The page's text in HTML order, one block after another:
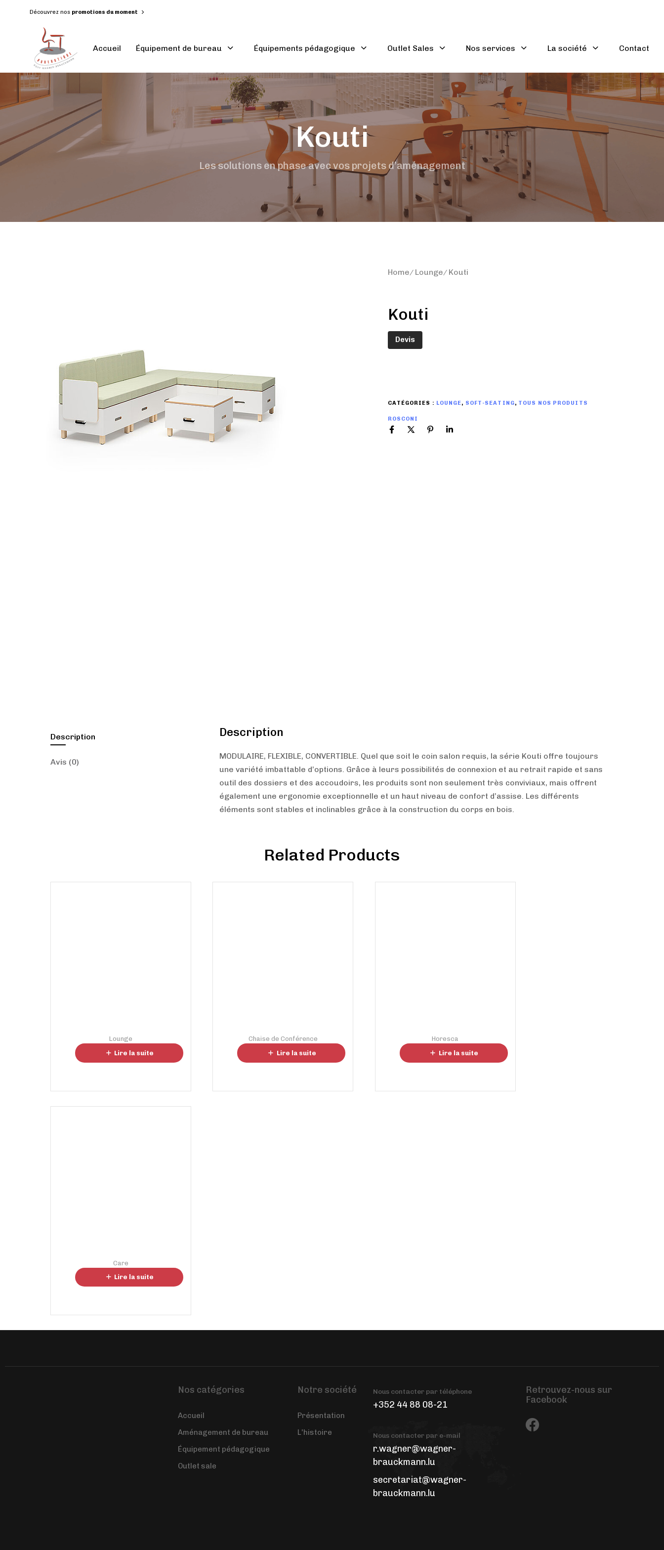
Découvrez nos promotions du moment
Accueil Équipement de bureau Équipements pédagogique Outlet Sales Nos services La société Contact
Kouti
Les solutions en phase avec vos projets d’aménagement
Home Lounge Kouti
Kouti
Devis
CATÉGORIES : LOUNGE, SOFT-SEATING, TOUS NOS PRODUITS
ROSCONI
Description
Avis (0)
Description
MODULAIRE, FLEXIBLE, CONVERTIBLE. Quel que soit le coin salon requis, la série Kouti offre toujours
une variété imbattable d’options. Grâce à leurs possibilités de connexion et au retrait rapide et sans
outil des dossiers et des accoudoirs, les produits sont non seulement très conviviaux, mais offrent
également une ergonomie exceptionnelle et un haut niveau de confort d’assise. Les différents
éléments sont stables et inclinables grâce à la construction du corps en bois.
Related Products
Lounge
Lounge 650
Lire la suite
Chaise de Conférence
Lounge 91-92
Lire la suite
Horesca
Table 2960-2970
Lire la suite
Care
Pan Hochlehner
Lire la suite
Nos catégories
Accueil
Aménagement de bureau
Équipement pédagogique
Outlet sale
Notre société
Présentation
L'histoire
Nous contacter par téléphone
+352 44 88 08-21
Nous contacter par e-mail
r.wagner@wagner-
brauckmann.lu
secretariat@wagner-
brauckmann.lu
Retrouvez-nous sur
Facebook